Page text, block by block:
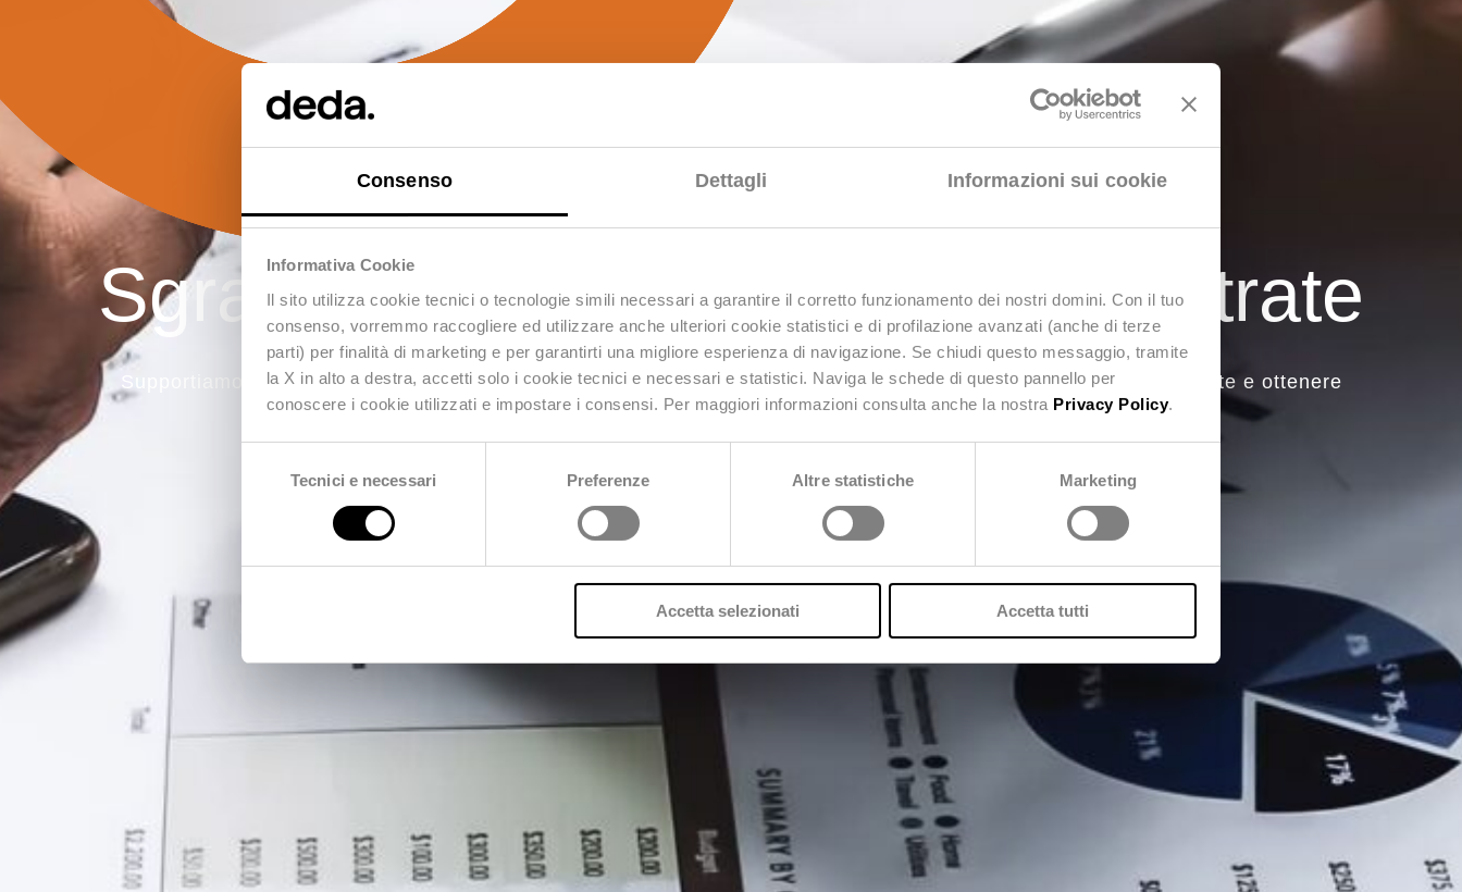
Consenso Dettagli Informazioni sui cookie
Informativa Cookie
Il sito utilizza cookie tecnici o tecnologie simili necessari a garantire il corretto funzionamento dei nostri domini. Con il tuo
consenso, vorremmo raccogliere ed utilizzare anche ulteriori cookie statistici e di profilazione avanzati (anche di terze
parti) per finalità di marketing e per garantirti una migliore esperienza di navigazione. Se chiudi questo messaggio, tramite
la X in alto a destra, accetti solo i cookie tecnici e necessari e statistici. Naviga le schede di questo pannello per
conoscere i cookie utilizzati e impostare i consensi. Per maggiori informazioni consulta anche la nostra Privacy Policy.
Tecnici e necessari Preferenze Altre statistiche Marketing
Accetta selezionati Accetta tutti
Sgravio cartelle Agenzia delle Entrate
Supportiamo gli Enti pubblici nella ricostruzione del passato per rispondere alle richieste dell’Agenzia delle Entrate e ottenere
ingenti recuperi finanziari